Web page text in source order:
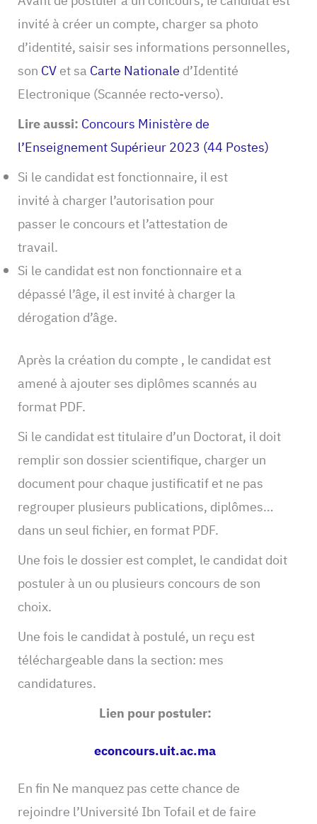
invité à créer un compte, charger sa photo
d’identité, saisir ses informations personnelles,
son CVet sa Carte Nationale d’Identité
Electronique (Scannée recto-verso).
Lire aussi: Concours Ministère de
l’Enseignement Supérieur 2023 (44 Postes)
Si le candidat est fonctionnaire, il est
invité à charger l’autorisation pour
passer le concours et l’attestation de
travail.
Si le candidat est non fonctionnaire et a
dépassé l’âge, il est invité à charger la
dérogation d’âge.
Après la création du compte , le candidat est
amené à ajouter ses diplômes scannés au
format PDF.
Si le candidat est titulaire d’un Doctorat, il doit
remplir son dossier scientifique, charger un
document pour chaque justificatif et ne pas
regrouper plusieurs publications, diplômes…
dans un seul fichier, en format PDF.
Une fois le dossier est complet, le candidat doit
postuler à un ou plusieurs concours de son
choix.
Une fois le candidat à postulé, un reçu est
téléchargeable dans la section: mes
candidatures.
Lien pour postuler:
econcours.uit.ac.ma
En fin Ne manquez pas cette chance de
rejoindre l’Université Ibn Tofail et de faire